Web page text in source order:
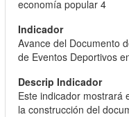
economía popular 4
Avance del Documento
de Eventos Deportivos
Este indicador mostrará
la construcción del